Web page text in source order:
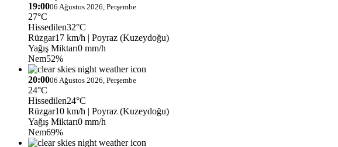
19:0006 Ağustos 2026, Perşembe
27°C
Hissedilen32°C
Rüzgar17 km/h | Poyraz (Kuzeydoğu)
Yağış Miktarı0 mm/h
Nem52%
20:0006 Ağustos 2026, Perşembe
24°C
Hissedilen24°C
Rüzgar10 km/h | Poyraz (Kuzeydoğu)
Yağış Miktarı0 mm/h
Nem69%